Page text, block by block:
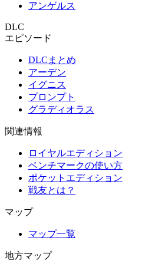
アンゲルス
DLC
エピソード
DLCまとめ
アーデン
イグニス
プロンプト
グラディオラス
関連情報
ロイヤルエディション
ベンチマークの使い方
ポケットエディション
戦友とは？
マップ
マップ一覧
地方マップ